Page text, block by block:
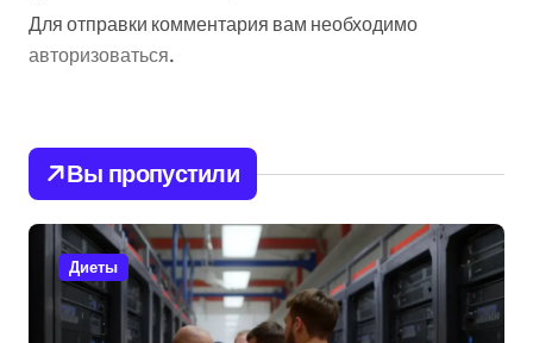
Для отправки комментария вам необходимо
авторизоваться.
Вы пропустили
Диеты